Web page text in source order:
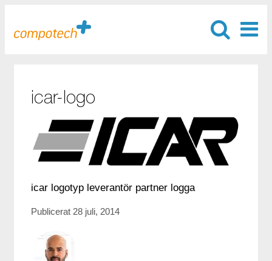
icar-logo
icar logotyp leverantör partner logga
Publicerat 28 juli, 2014